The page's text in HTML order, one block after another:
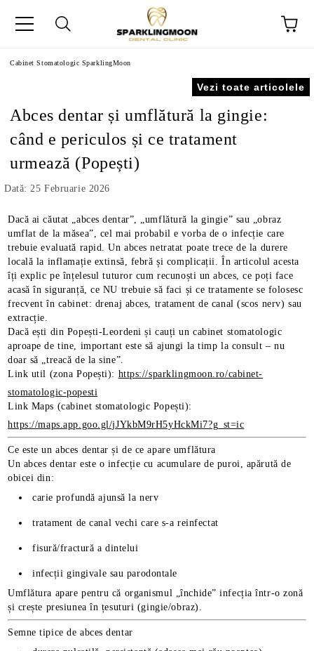
Dental
Cabinet Stomatologic SparklingMoon
Vezi toate articolele
Abces dentar și umflătură la gingie:
când e periculos și ce tratament
urmează (Popești)
Dată: 25 Februarie 2026
Dacă ai căutat „abces dentar”, „umflătură la gingie” sau „obraz
umflat de la măsea”, cel mai probabil e vorba de o infecție care
trebuie evaluată rapid. Un abces netratat poate trece de la durere
locală la inflamație extinsă, febră și complicații. În articolul acesta
îți explic pe înțelesul tuturor cum recunoști un abces, ce poți face
acasă în siguranță, ce NU trebuie să faci și ce tratamente se folosesc
frecvent în cabinet: drenaj abces, tratament de canal (scos nerv) sau
extracție.
Dacă ești din Popești-Leordeni și cauți un cabinet stomatologic
aproape de tine, important este să ajungi la timp la consult – nu
doar să „treacă de la sine”.
Link util (zona Popești): https://sparklingmoon.ro/cabinet-
stomatologic-popesti
Link Maps (cabinet stomatologic Popești):
https://maps.app.goo.gl/jJYkbM9rH5yHckMi7?g_st=ic
Ce este un abces dentar și de ce apare umflătura
Un abces dentar este o infecție cu acumulare de puroi, apărută de
obicei din:
carie profundă ajunsă la nerv
tratament de canal vechi care s-a reinfectat
fisură/fractură a dintelui
infecții gingivale sau parodontale
Umflătura apare pentru că organismul „închide” infecția într-o zonă
și crește presiunea în țesuturi (gingie/obraz).
Semne tipice de abces dentar